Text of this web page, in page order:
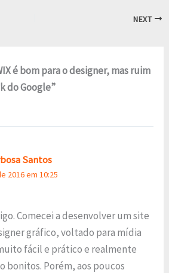
NEXT
é bom para o designer, mas ruim
do Google”
Santos
2016 em 10:25
Comecei a desenvolver um site
gráfico, voltado para mídia
fácil e prático e realmente
bonitos. Porém, aos poucos